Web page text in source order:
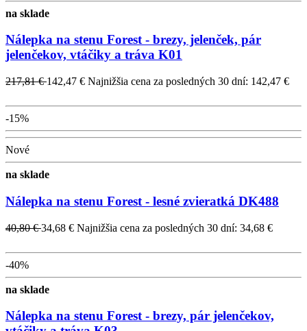
na sklade
Nálepka na stenu Forest - brezy, jelenček, pár
jelenčekov, vtáčiky a tráva K01
217,81 €142,47 € Najnižšia cena za posledných 30 dní: 142,47 €
-15%
Nové
na sklade
Nálepka na stenu Forest - lesné zvieratká DK488
40,80 €34,68 € Najnižšia cena za posledných 30 dní: 34,68 €
-40%
na sklade
Nálepka na stenu Forest - brezy, pár jelenčekov,